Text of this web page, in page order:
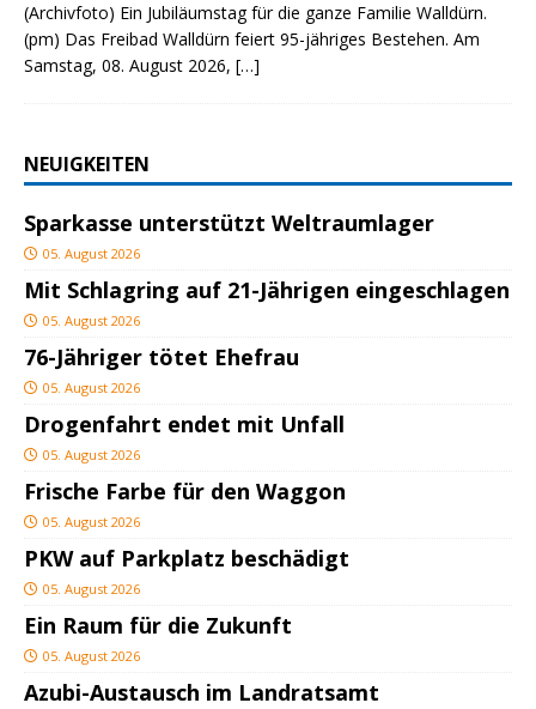
(Archivfoto) Ein Jubiläumstag für die ganze Familie Walldürn.
(pm) Das Freibad Walldürn feiert 95-jähriges Bestehen. Am
Samstag, 08. August 2026, […]
NEUIGKEITEN
Sparkasse unterstützt Weltraumlager
05. August 2026
Mit Schlagring auf 21-Jährigen eingeschlagen
05. August 2026
76-Jähriger tötet Ehefrau
05. August 2026
Drogenfahrt endet mit Unfall
05. August 2026
Frische Farbe für den Waggon
05. August 2026
PKW auf Parkplatz beschädigt
05. August 2026
Ein Raum für die Zukunft
05. August 2026
Azubi-Austausch im Landratsamt